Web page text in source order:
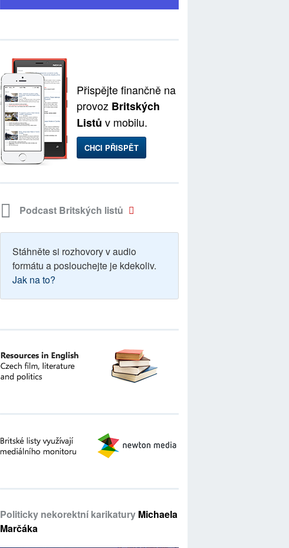
Přispějte finančně na
provoz Britských
Listů v mobilu.
CHCI PŘISPĚT
Podcast Britských listů
Stáhněte si rozhovory v audio
formátu a poslouchejte je kdekoliv.
Jak na to?
Politicky nekorektní karikatury Michaela
Marčáka